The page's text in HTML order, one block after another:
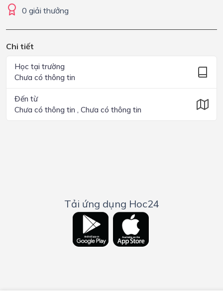
0 giải thưởng
Chi tiết
Học tại trường
Chưa có thông tin
Đến từ
Chưa có thông tin , Chưa có thông tin
Tải ứng dụng Hoc24